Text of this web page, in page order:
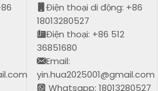
Điện thoại di động: +86
18013280527
Điện thoại: +86 512
36851680
Email:
yin.hua2025001@gmail.com
Whatsapp: 18013280527